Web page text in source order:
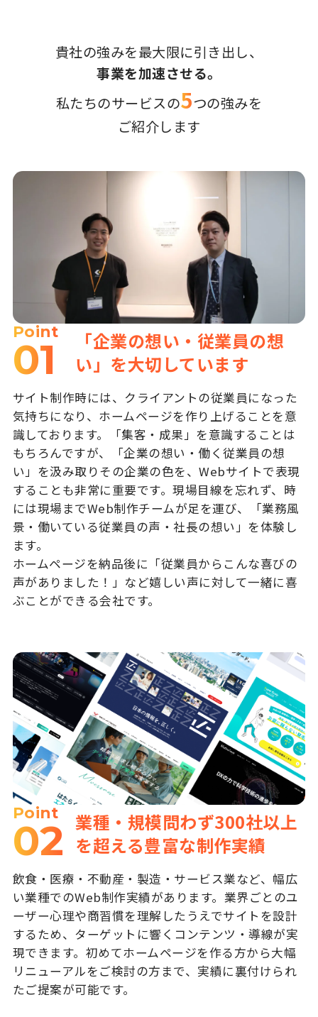
貴社の強みを最大限に引き出し、
事業を加速させる。
私たちのサービスの5つの強みを
ご紹介します
Point
01
「企業の想い・従業員の想
い」を大切しています
サイト制作時には、クライアントの従業員になった
気持ちになり、ホームページを作り上げることを意
識しております。「集客・成果」を意識することは
もちろんですが、「企業の想い・働く従業員の想
い」を汲み取りその企業の色を、Webサイトで表現
することも非常に重要です。現場目線を忘れず、時
には現場までWeb制作チームが足を運び、「業務風
景・働いている従業員の声・社長の想い」を体験し
ます。
ホームページを納品後に「従業員からこんな喜びの
声がありました！」など嬉しい声に対して一緒に喜
ぶことができる会社です。
Point
02 業種・規模問わず300社以上
を超える豊富な制作実績
飲食・医療・不動産・製造・サービス業など、幅広
い業種でのWeb制作実績があります。業界ごとのユ
ーザー心理や商習慣を理解したうえでサイトを設計
するため、ターゲットに響くコンテンツ・導線が実
現できます。初めてホームページを作る方から大幅
リニューアルをご検討の方まで、実績に裏付けられ
たご提案が可能です。